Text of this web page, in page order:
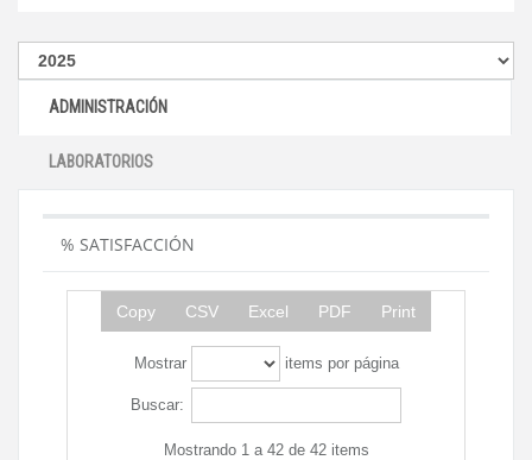
ADMINISTRACIÓN
LABORATORIOS
% SATISFACCIÓN
Copy CSV Excel PDF Print
Mostrar items por página
Buscar:
Mostrando 1 a 42 de 42 items